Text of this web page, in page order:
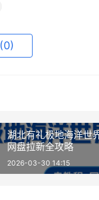
(0)
湖北有礼极地海洋世
网盘拉新全攻略
2026-03-30 14:15